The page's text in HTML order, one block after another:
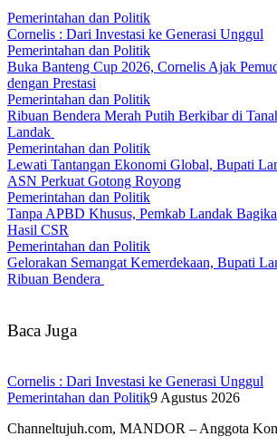
Pemerintahan dan Politik
Cornelis : Dari Investasi ke Generasi Unggul
Pemerintahan dan Politik
Buka Banteng Cup 2026, Cornelis Ajak
dengan Prestasi
Pemerintahan dan Politik
Ribuan Bendera Merah Putih Berkibar di
Landak
Pemerintahan dan Politik
Lewati Tantangan Ekonomi Global, Bupati
ASN Perkuat Gotong Royong
Pemerintahan dan Politik
Tanpa APBD Khusus, Pemkab Landak
Hasil CSR
Pemerintahan dan Politik
Gelorakan Semangat Kemerdekaan, Bupati
Ribuan Bendera
Baca Juga
Cornelis : Dari Investasi ke Generasi Unggul
Pemerintahan dan Politik9 Agustus 2026
Channeltujuh.com, MANDOR – Anggota